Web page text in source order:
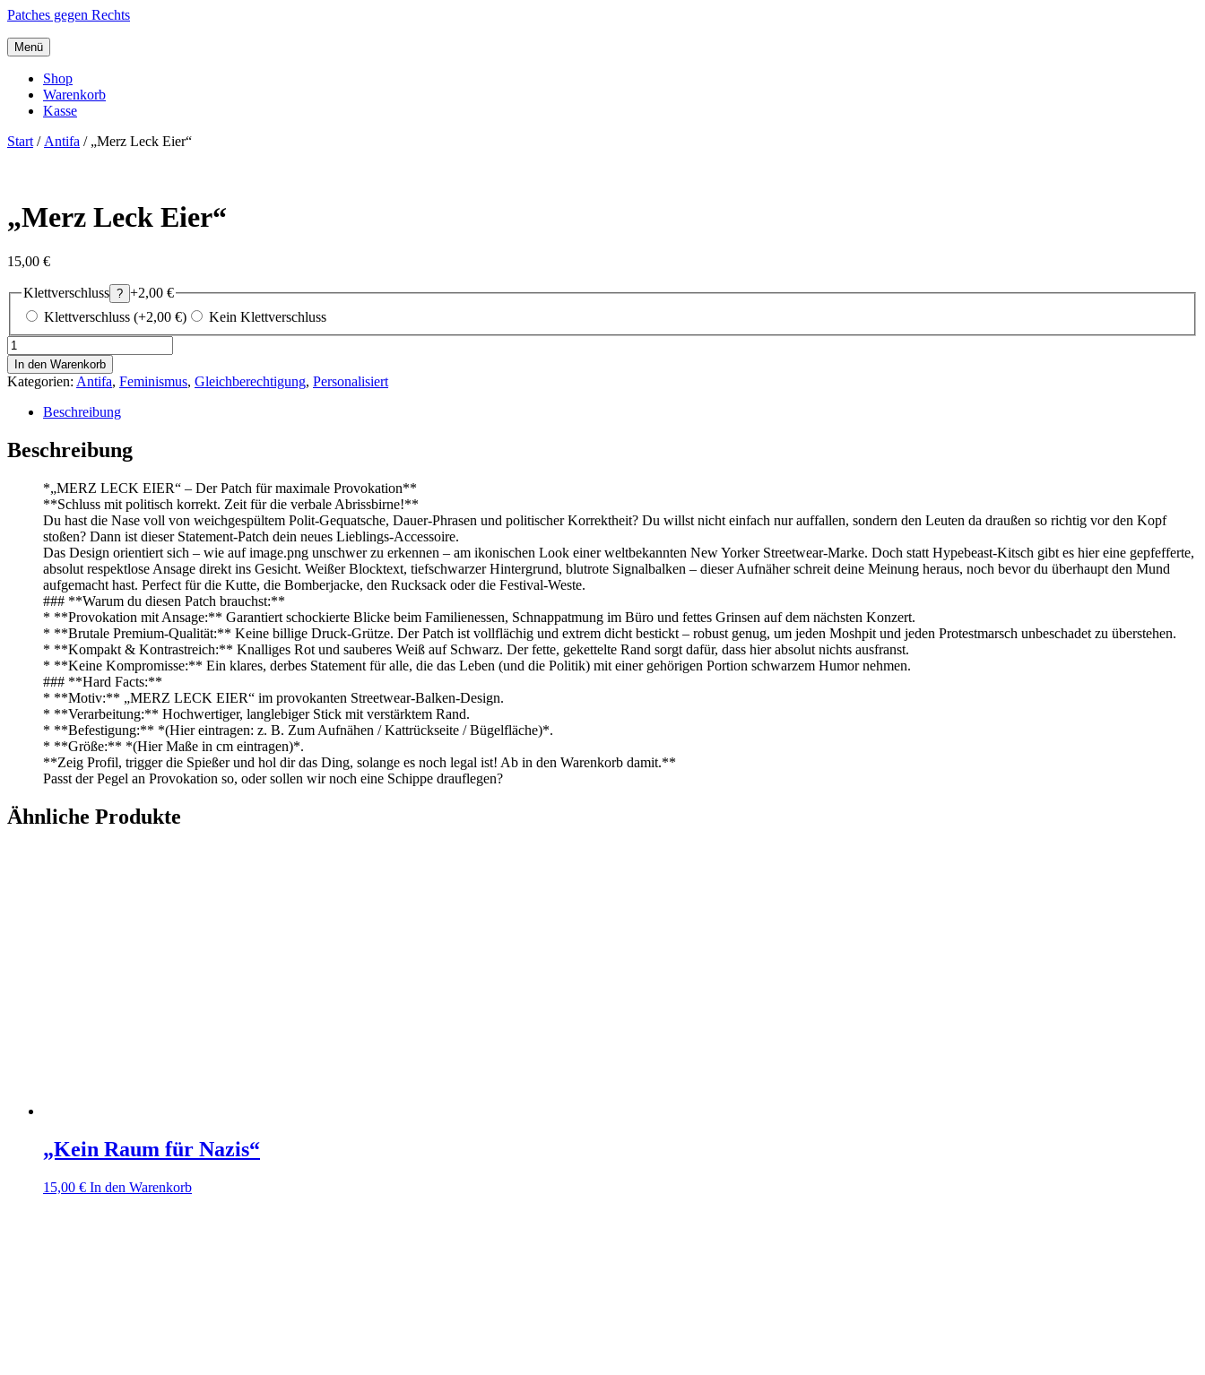
Patches gegen Rechts
Menü
Shop
Warenkorb
Kasse
Start / Antifa / „Merz Leck Eier“
„Merz Leck Eier“
15,00 €
Klettverschluss ? +2,00 €
Klettverschluss (+2,00 €)
Kein Klettverschluss
„Merz
Leck
Eier“
Menge
In den Warenkorb
Kategorien: Antifa, Feminismus, Gleichberechtigung, Personalisiert
Beschreibung
Beschreibung
*„MERZ LECK EIER“ – Der Patch für maximale Provokation**
**Schluss mit politisch korrekt. Zeit für die verbale Abrissbirne!**
Du hast die Nase voll von weichgespültem Polit-Gequatsche, Dauer-Phrasen und politischer Korrektheit? Du willst nicht einfach nur auffallen, sondern den Leuten da draußen so richtig vor den Kopf
stoßen? Dann ist dieser Statement-Patch dein neues Lieblings-Accessoire.
Das Design orientiert sich – wie auf image.png unschwer zu erkennen – am ikonischen Look einer weltbekannten New Yorker Streetwear-Marke. Doch statt Hypebeast-Kitsch gibt es hier eine gepfefferte,
absolut respektlose Ansage direkt ins Gesicht. Weißer Blocktext, tiefschwarzer Hintergrund, blutrote Signalbalken – dieser Aufnäher schreit deine Meinung heraus, noch bevor du überhaupt den Mund
aufgemacht hast. Perfect für die Kutte, die Bomberjacke, den Rucksack oder die Festival-Weste.
### **Warum du diesen Patch brauchst:**
* **Provokation mit Ansage:** Garantiert schockierte Blicke beim Familienessen, Schnappatmung im Büro und fettes Grinsen auf dem nächsten Konzert.
* **Brutale Premium-Qualität:** Keine billige Druck-Grütze. Der Patch ist vollflächig und extrem dicht bestickt – robust genug, um jeden Moshpit und jeden Protestmarsch unbeschadet zu überstehen.
* **Kompakt & Kontrastreich:** Knalliges Rot und sauberes Weiß auf Schwarz. Der fette, gekettelte Rand sorgt dafür, dass hier absolut nichts ausfranst.
* **Keine Kompromisse:** Ein klares, derbes Statement für alle, die das Leben (und die Politik) mit einer gehörigen Portion schwarzem Humor nehmen.
### **Hard Facts:**
* **Motiv:** „MERZ LECK EIER“ im provokanten Streetwear-Balken-Design.
* **Verarbeitung:** Hochwertiger, langlebiger Stick mit verstärktem Rand.
* **Befestigung:** *(Hier eintragen: z. B. Zum Aufnähen / Kattrückseite / Bügelfläche)*.
* **Größe:** *(Hier Maße in cm eintragen)*.
**Zeig Profil, trigger die Spießer und hol dir das Ding, solange es noch legal ist! Ab in den Warenkorb damit.**
Passt der Pegel an Provokation so, oder sollen wir noch eine Schippe drauflegen?
Ähnliche Produkte
„Kein Raum für Nazis“
15,00 € In den Warenkorb